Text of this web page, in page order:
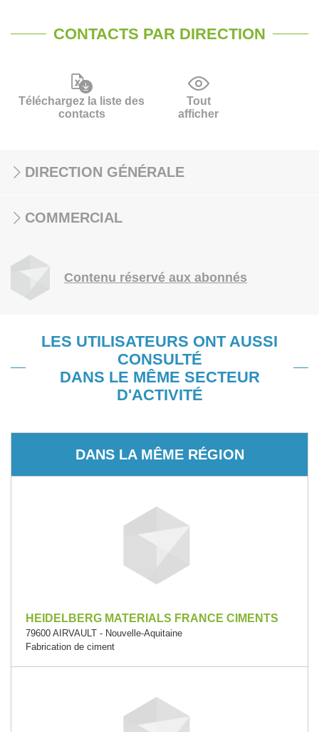
CONTACTS PAR DIRECTION
Téléchargez la liste des
contacts
Tout
afficher
DIRECTION GÉNÉRALE
COMMERCIAL
Contenu réservé aux abonnés
LES UTILISATEURS ONT AUSSI
CONSULTÉ
DANS LE MÊME SECTEUR
D'ACTIVITÉ
DANS LA MÊME RÉGION
HEIDELBERG MATERIALS FRANCE CIMENTS
79600 AIRVAULT - Nouvelle-Aquitaine
Fabrication de ciment